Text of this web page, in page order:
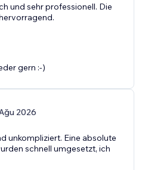
und sehr professionell. Die
gern :-)
2026
unkompliziert. Eine absolute
schnell umgesetzt, ich